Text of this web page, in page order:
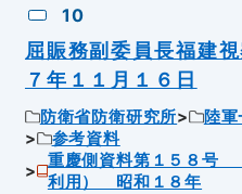
10
屈賑務副委員長福建
７年１１月１６日
防衛省防衛研究所 陸軍
参考資料
重慶側資料第１５８号
利用） 昭和１８年